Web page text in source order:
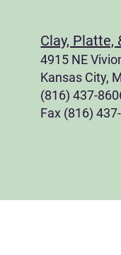
Clay, Platte,
4915 NE
Kansas City,
(816) 437-
Fax (816)